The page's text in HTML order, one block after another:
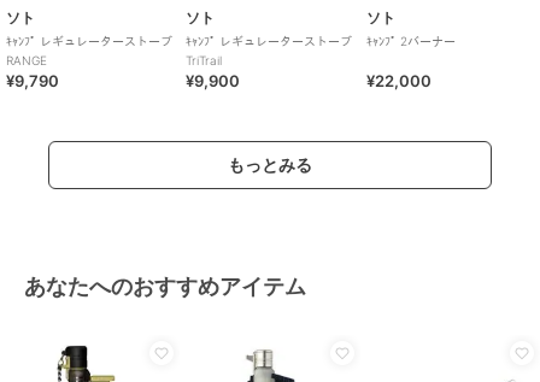
ソト
ｷｬﾝﾌﾟ レギュレーターストーブ
RANGE
¥9,790
ソト
ｷｬﾝﾌﾟ レギュレーターストーブ
TriTrail
¥9,900
ソト
ｷｬﾝﾌﾟ 2バーナー
¥22,000
もっとみる
あなたへのおすすめアイテム